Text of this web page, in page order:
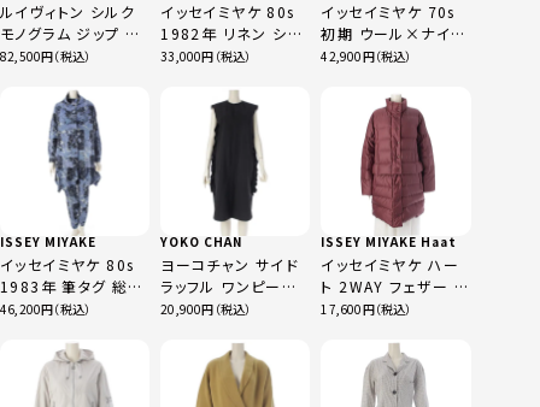
ルイヴィトン シルク
モノグラム ジップ ジ
ャケット ワンピース
82,500
イッセイミヤケ 80s
1982年 リネン シル
ク ウール 初期 単色
プ トップス
JV13242 ベージュ
ブラック系 9
33,000
イッセイミヤケ 70s
初期 ウール×ナイロ
ン 単色タグ レザーパ
ル ノーカラージャケ
42,900
ISSEY MIYAKE
イッセイミヤケ 80s
1983年 筆タグ 総柄
スパッタリング 変形
パンツセットアップ
MA13203
MA43153 ブルー 9
46,200
YOKO CHAN
ヨーコチャン サイド
ラッフル ワンピース
ドレス YCD-224-
20,900
ISSEY MIYAKE Haat
イッセイミヤケ ハー
ト 2WAY フェザー ダ
ウンジャケット コート
HA43FA546 ボルド
17,600